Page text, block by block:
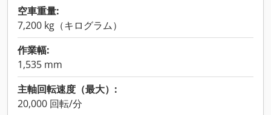
空車重量:
7,200 kg（キログラム）
作業幅:
1,535 mm
主軸回転速度（最大）:
20,000 回転/分